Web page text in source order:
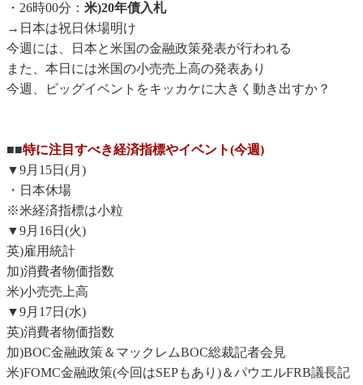
・26時00分： 米)20年債入札
→日本は祝日休場明け
今週には、日本と米国の金融政策発表が行われる
また、本日には米国の小売売上高の発表あり
今週、ビッグイベントをキッカケに大きく動き出すか？
■■特に注目すべき経済指標やイベント(今週)
▼9月15日(月)
・日本休場
※米経済指標は小粒
▼9月16日(火)
英)雇用統計
加)消費者物価指数
米)小売売上高
▼9月17日(水)
英)消費者物価指数
加)BOC金融政策＆マックレムBOC総裁記者会見
米)FOMC金融政策(今回はSEPもあり)＆パウエルFRB議長記